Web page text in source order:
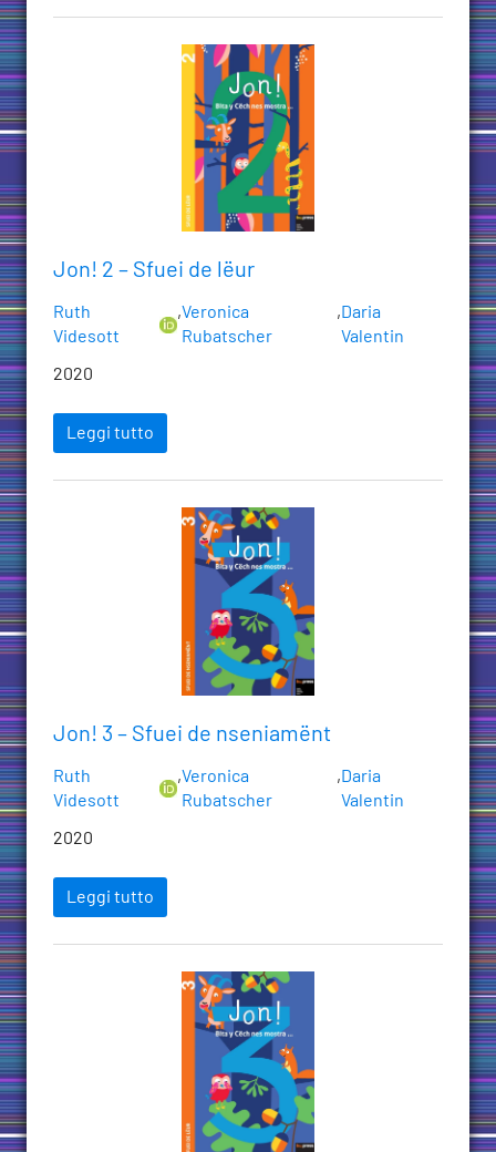
Jon! 2 – Sfuei de lëur
Ruth
Videsott
,Veronica
Rubatscher
,Daria
Valentin
2020
Leggi tutto
Jon! 3 – Sfuei de nseniamënt
Ruth
Videsott
,Veronica
Rubatscher
,Daria
Valentin
2020
Leggi tutto